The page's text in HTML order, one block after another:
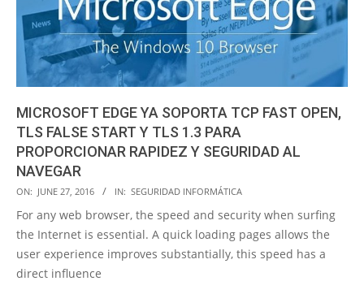
MICROSOFT EDGE YA SOPORTA TCP FAST OPEN,
TLS FALSE START Y TLS 1.3 PARA
PROPORCIONAR RAPIDEZ Y SEGURIDAD AL
NAVEGAR
2016-
06-
27
ON: JUNE 27, 2016 IN: SEGURIDAD INFORMÁTICA
For any web browser, the speed and security when surfing
the Internet is essential. A quick loading pages allows the
user experience improves substantially, this speed has a
direct influence